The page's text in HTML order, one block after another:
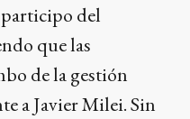
del
que las
de la gestión
a Javier Milei. Sin